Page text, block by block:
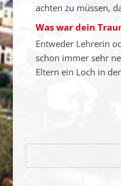
achten zu müssen,
Was war dein
Entweder Lehrerin
schon immer sehr
Eltern ein Loch in